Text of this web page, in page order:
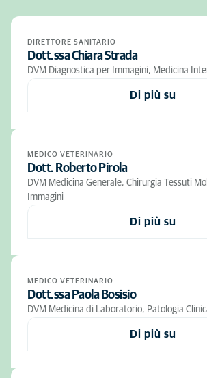
DIRETTORE SANITARIO
Dott.ssa Chiara Strada
DVM Diagnostica per Immagini, Medicina
Di più su
MEDICO VETERINARIO
Dott. Roberto Pirola
DVM Medicina Generale, Chirurgia Tessuti
Immagini
Di più su
MEDICO VETERINARIO
Dott.ssa Paola Bosisio
DVM Medicina di Laboratorio, Patologia
Di più su